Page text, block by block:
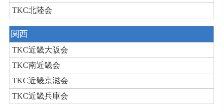
TKC北陸会
関西
TKC近畿大阪会
TKC南近畿会
TKC近畿京滋会
TKC近畿兵庫会